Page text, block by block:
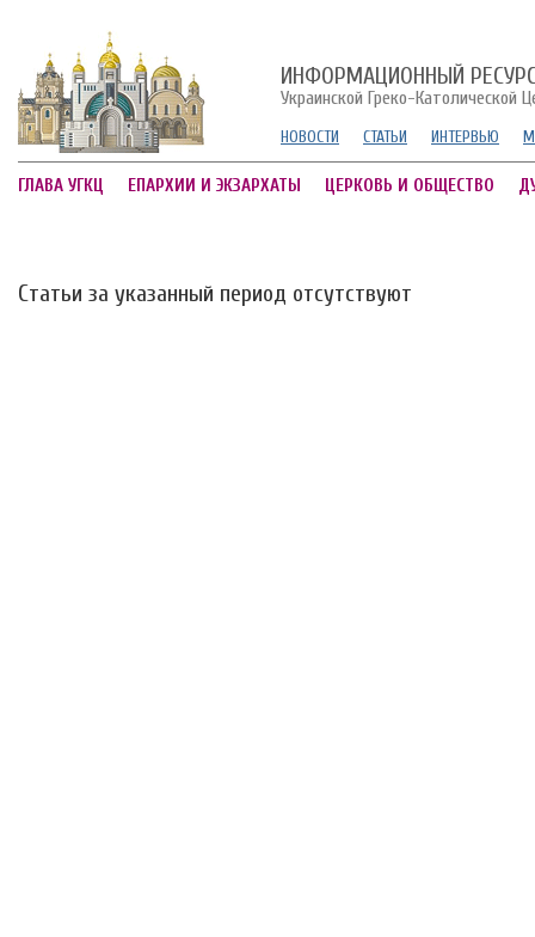
ИНФОРМАЦИОННЫЙ
Украинской Греко-Католической
НОВОСТИ СТАТЬИ ИНТЕРВЬЮ
ГЛАВА УГКЦ ЕПАРХИИ И ЭКЗАРХАТЫ ЦЕРКОВЬ И ОБЩЕСТВО
Статьи за указанный период отсутствуют